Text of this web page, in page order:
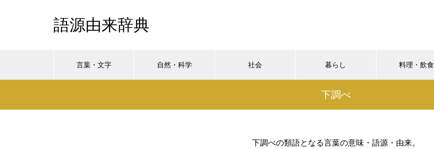
語源由来辞典
言葉・文字 自然・科学 社会 暮らし 料理・飲食
下調べ
下調べの類語となる言葉の意味・語源・由来。